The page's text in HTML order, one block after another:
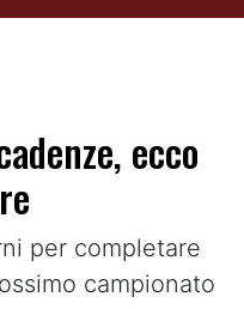
ecco
per completare
campionato